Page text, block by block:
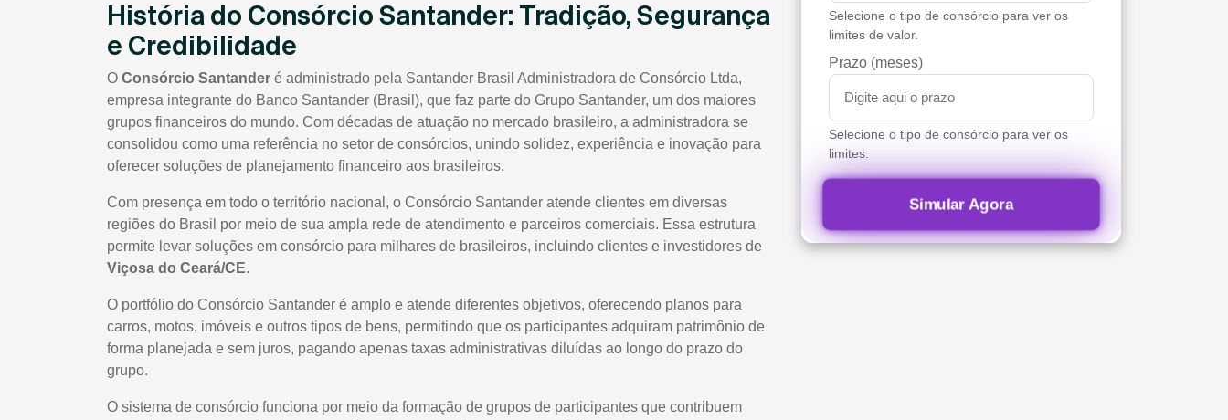
História do Consórcio Santander: Tradição, Segurança
e Credibilidade
O Consórcio Santander é administrado pela Santander Brasil Administradora de Consórcio Ltda,
empresa integrante do Banco Santander (Brasil), que faz parte do Grupo Santander, um dos maiores
grupos financeiros do mundo. Com décadas de atuação no mercado brasileiro, a administradora se
consolidou como uma referência no setor de consórcios, unindo solidez, experiência e inovação para
oferecer soluções de planejamento financeiro aos brasileiros.
Com presença em todo o território nacional, o Consórcio Santander atende clientes em diversas
regiões do Brasil por meio de sua ampla rede de atendimento e parceiros comerciais. Essa estrutura
permite levar soluções em consórcio para milhares de brasileiros, incluindo clientes e investidores de
Viçosa do Ceará/CE.
O portfólio do Consórcio Santander é amplo e atende diferentes objetivos, oferecendo planos para
carros, motos, imóveis e outros tipos de bens, permitindo que os participantes adquiram patrimônio de
forma planejada e sem juros, pagando apenas taxas administrativas diluídas ao longo do prazo do
grupo.
O sistema de consórcio funciona por meio da formação de grupos de participantes que contribuem
Selecione o tipo de consórcio para ver os
limites de valor.
Prazo (meses)
Selecione o tipo de consórcio para ver os
limites.
Simular Agora